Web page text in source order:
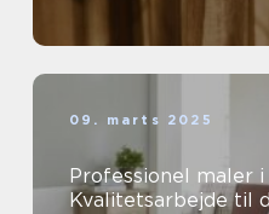
09. marts 2025
Professionel maler i
Kvalitetsarbejde til